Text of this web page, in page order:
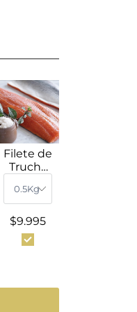
Filete de
Trucha
Premiu
m
Fresca
con Piel
$9.995